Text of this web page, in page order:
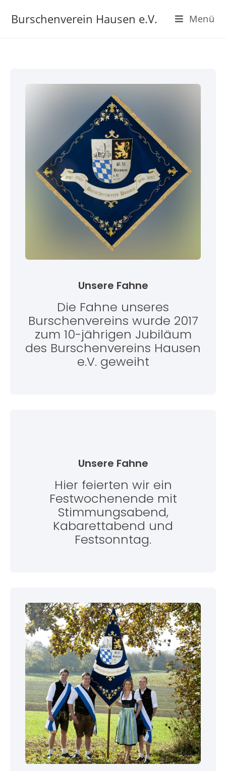
Burschenverein Hausen e.V. Menü
Unsere Fahne
Die Fahne unseres
Burschenvereins wurde 2017
zum 10-jährigen Jubiläum
des Burschenvereins Hausen
e.V. geweiht
Unsere Fahne
Hier feierten wir ein
Festwochenende mit
Stimmungsabend,
Kabarettabend und
Festsonntag.